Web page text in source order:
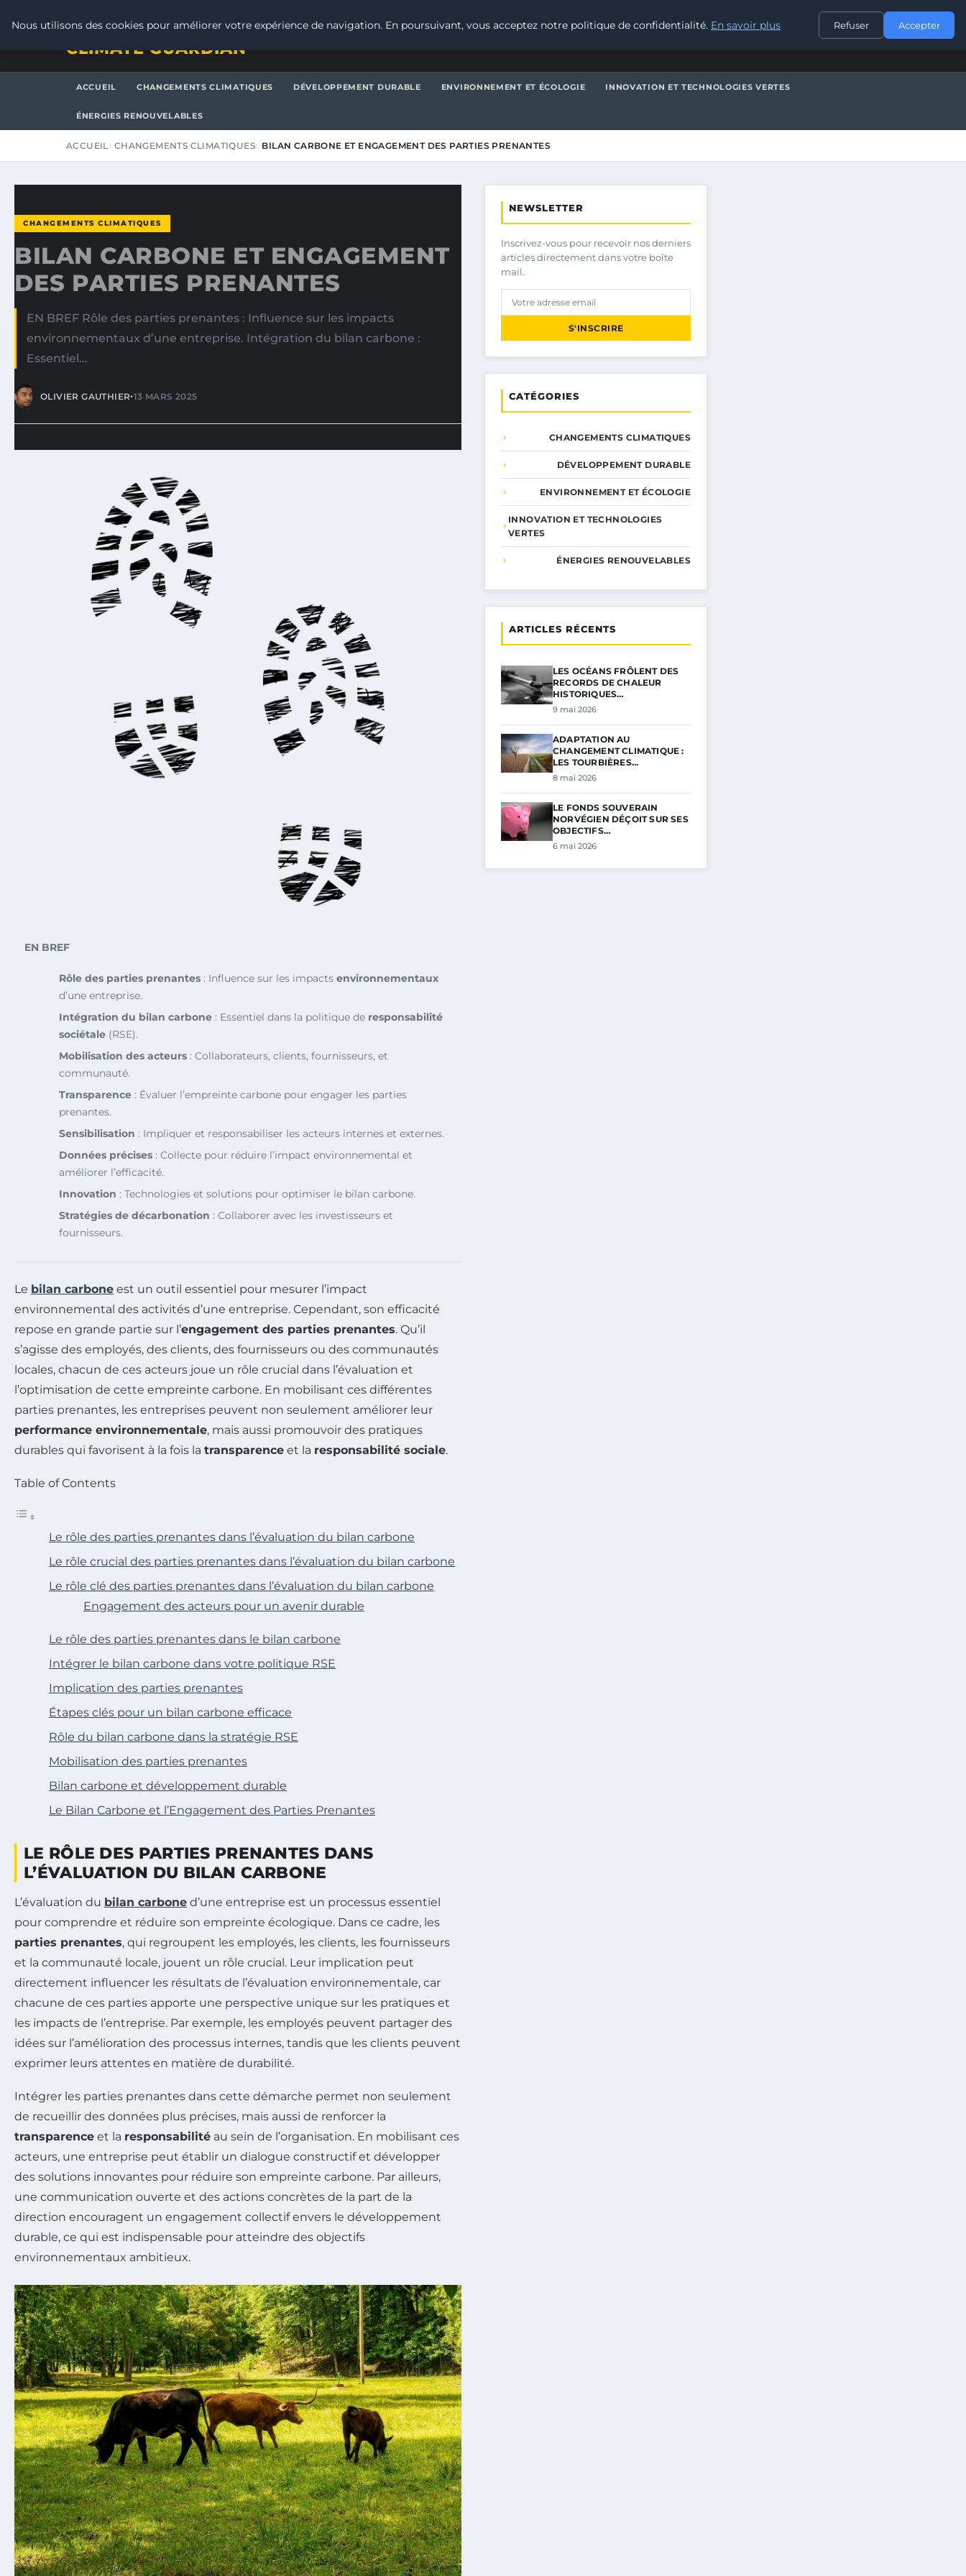
CONTACT
CLIMATE GUARDIAN
ACCUEIL CHANGEMENTS CLIMATIQUES DÉVELOPPEMENT DURABLE ENVIRONNEMENT ET ÉCOLOGIE INNOVATION ET TECHNOLOGIES VERTES
ÉNERGIES RENOUVELABLES
ACCUEIL CHANGEMENTS CLIMATIQUES BILAN CARBONE ET ENGAGEMENT DES PARTIES PRENANTES
CHANGEMENTS CLIMATIQUES
BILAN CARBONE ET ENGAGEMENT
DES PARTIES PRENANTES
EN BREF Rôle des parties prenantes : Influence sur les impacts
environnementaux d’une entreprise. Intégration du bilan carbone :
Essentiel…
OLIVIER GAUTHIER•13 MARS 2025
EN BREF
Rôle des parties prenantes : Influence sur les impacts environnementaux
d’une entreprise.
Intégration du bilan carbone : Essentiel dans la politique de responsabilité
sociétale (RSE).
Mobilisation des acteurs : Collaborateurs, clients, fournisseurs, et
communauté.
Transparence : Évaluer l’empreinte carbone pour engager les parties
prenantes.
Sensibilisation : Impliquer et responsabiliser les acteurs internes et externes.
Données précises : Collecte pour réduire l’impact environnemental et
améliorer l’efficacité.
Innovation : Technologies et solutions pour optimiser le bilan carbone.
Stratégies de décarbonation : Collaborer avec les investisseurs et
fournisseurs.
Le bilan carbone est un outil essentiel pour mesurer l’impact
environnemental des activités d’une entreprise. Cependant, son efficacité
repose en grande partie sur l’engagement des parties prenantes. Qu’il
s’agisse des employés, des clients, des fournisseurs ou des communautés
locales, chacun de ces acteurs joue un rôle crucial dans l’évaluation et
l’optimisation de cette empreinte carbone. En mobilisant ces différentes
parties prenantes, les entreprises peuvent non seulement améliorer leur
performance environnementale, mais aussi promouvoir des pratiques
durables qui favorisent à la fois la transparence et la responsabilité sociale.
Table of Contents
Le rôle des parties prenantes dans l’évaluation du bilan carbone
Le rôle crucial des parties prenantes dans l’évaluation du bilan carbone
Le rôle clé des parties prenantes dans l’évaluation du bilan carbone
Engagement des acteurs pour un avenir durable
Le rôle des parties prenantes dans le bilan carbone
Intégrer le bilan carbone dans votre politique RSE
Implication des parties prenantes
Étapes clés pour un bilan carbone efficace
Rôle du bilan carbone dans la stratégie RSE
Mobilisation des parties prenantes
Bilan carbone et développement durable
Le Bilan Carbone et l’Engagement des Parties Prenantes
LE RÔLE DES PARTIES PRENANTES DANS
L’ÉVALUATION DU BILAN CARBONE
L’évaluation du bilan carbone d’une entreprise est un processus essentiel
pour comprendre et réduire son empreinte écologique. Dans ce cadre, les
parties prenantes, qui regroupent les employés, les clients, les fournisseurs
et la communauté locale, jouent un rôle crucial. Leur implication peut
directement influencer les résultats de l’évaluation environnementale, car
chacune de ces parties apporte une perspective unique sur les pratiques et
les impacts de l’entreprise. Par exemple, les employés peuvent partager des
idées sur l’amélioration des processus internes, tandis que les clients peuvent
exprimer leurs attentes en matière de durabilité.
Intégrer les parties prenantes dans cette démarche permet non seulement
de recueillir des données plus précises, mais aussi de renforcer la
transparence et la responsabilité au sein de l’organisation. En mobilisant ces
acteurs, une entreprise peut établir un dialogue constructif et développer
des solutions innovantes pour réduire son empreinte carbone. Par ailleurs,
une communication ouverte et des actions concrètes de la part de la
direction encouragent un engagement collectif envers le développement
durable, ce qui est indispensable pour atteindre des objectifs
environnementaux ambitieux.
NEWSLETTER
Inscrivez-vous pour recevoir nos derniers
articles directement dans votre boîte
mail.
S'INSCRIRE
CATÉGORIES
CHANGEMENTS CLIMATIQUES
DÉVELOPPEMENT DURABLE
ENVIRONNEMENT ET ÉCOLOGIE
INNOVATION ET TECHNOLOGIES
VERTES
ÉNERGIES RENOUVELABLES
ARTICLES RÉCENTS
LES OCÉANS FRÔLENT DES
RECORDS DE CHALEUR
HISTORIQUES…
9 mai 2026
ADAPTATION AU
CHANGEMENT CLIMATIQUE :
LES TOURBIÈRES…
8 mai 2026
LE FONDS SOUVERAIN
NORVÉGIEN DÉÇOIT SUR SES
OBJECTIFS…
6 mai 2026
Nous utilisons des cookies pour améliorer votre expérience de navigation. En poursuivant, vous acceptez notre politique de confidentialité. En savoir plus Refuser Accepter